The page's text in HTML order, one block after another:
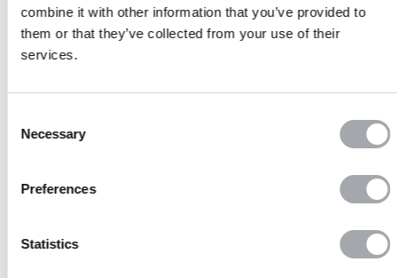
combine it with other information that you’ve provided to
them or that they’ve collected from your use of their
services.
Selection
Necessary
Preferences
Statistics
sur nos produits